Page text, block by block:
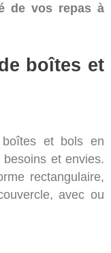
de vos repas à
boîtes et
et bols en
et envies.
rectangulaire,
avec ou